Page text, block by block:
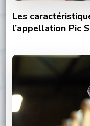
Les
l’appellation Pic